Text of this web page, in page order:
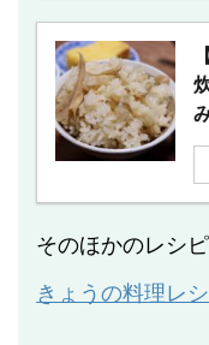
そのほかのレシ
きょうの料理レ